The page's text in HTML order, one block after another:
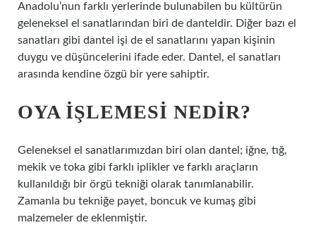
Anadolu’nun farklı yerlerinde bulunabilen bu kültürün
geleneksel el sanatlarından biri de danteldir. Diğer bazı el
sanatları gibi dantel işi de el sanatlarını yapan kişinin
duygu ve düşüncelerini ifade eder. Dantel, el sanatları
arasında kendine özgü bir yere sahiptir.
OYA IŞLEMESI NEDIR?
Geleneksel el sanatlarımızdan biri olan dantel; iğne, tığ,
mekik ve toka gibi farklı iplikler ve farklı araçların
kullanıldığı bir örgü tekniği olarak tanımlanabilir.
Zamanla bu tekniğe payet, boncuk ve kumaş gibi
malzemeler de eklenmiştir.